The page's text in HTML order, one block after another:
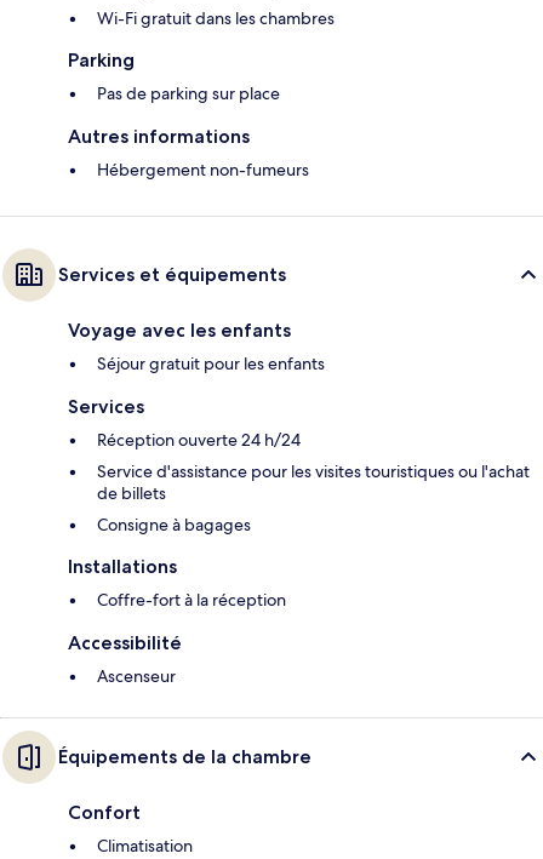
Wi-Fi gratuit dans les chambres
Parking
Pas de parking sur place
Autres informations
Hébergement non-fumeurs
Services et équipements
Voyage avec les enfants
Séjour gratuit pour les enfants
Services
Réception ouverte 24 h/24
Service d'assistance pour les visites touristiques ou l'achat
de billets
Consigne à bagages
Installations
Coffre-fort à la réception
Accessibilité
Ascenseur
Équipements de la chambre
Confort
Climatisation